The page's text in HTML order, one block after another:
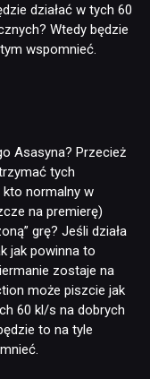
działać w tych 60
Wtedy będzie
wspomnieć.
Asasyna? Przecież
tych
normalny w
na premierę)
grę? Jeśli działa
jak powinna to
zostaje na
może piszcie jak
60 kl/s na dobrych
to na tyle